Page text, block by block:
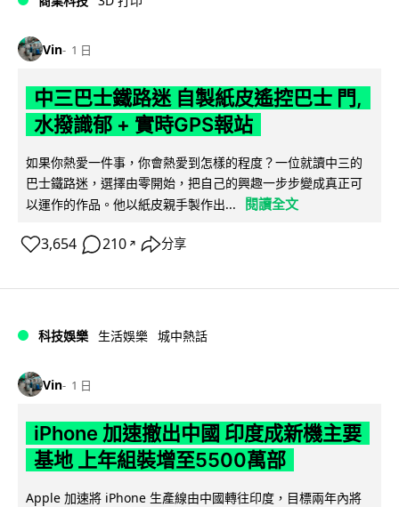
Vin 1 日
中三巴士鐵路迷 自製紙皮遙控巴士 門,
水撥識郁 + 實時GPS報站
如果你熱愛一件事，你會熱愛到怎樣的程度？一位就讀中三的
巴士鐵路迷，選擇由零開始，把自己的興趣一步步變成真正可
以運作的作品。他以紙皮親手製作出...
閱讀全文
3,654 210 ↗ 分享
科技娛樂 生活娛樂 城中熱話
Vin 1 日
iPhone 加速撤出中國 印度成新機主要
基地 上年組裝增至5500萬部
Apple 加速將 iPhone 生產線由中國轉往印度，目標兩年內將